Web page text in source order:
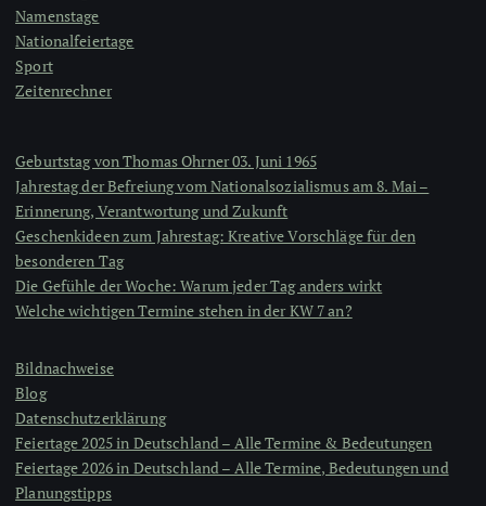
Namenstage
Nationalfeiertage
Sport
Zeitenrechner
Geburtstag von Thomas Ohrner 03. Juni 1965
Jahrestag der Befreiung vom Nationalsozialismus am 8. Mai –
Erinnerung, Verantwortung und Zukunft
Geschenkideen zum Jahrestag: Kreative Vorschläge für den
besonderen Tag
Die Gefühle der Woche: Warum jeder Tag anders wirkt
Welche wichtigen Termine stehen in der KW 7 an?
Bildnachweise
Blog
Datenschutzerklärung
Feiertage 2025 in Deutschland – Alle Termine & Bedeutungen
Feiertage 2026 in Deutschland – Alle Termine, Bedeutungen und
Planungstipps